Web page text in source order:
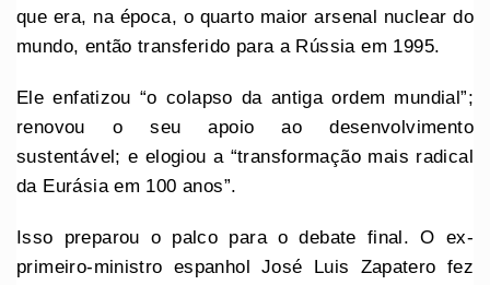
que era, na época, o quarto maior arsenal nuclear do
mundo, então transferido para a Rússia em 1995.
Ele enfatizou “o colapso da antiga ordem mundial”;
renovou o seu apoio ao desenvolvimento
sustentável; e elogiou a “transformação mais radical
da Eurásia em 100 anos”.
Isso preparou o palco para o debate final. O ex-
primeiro-ministro espanhol José Luis Zapatero fez